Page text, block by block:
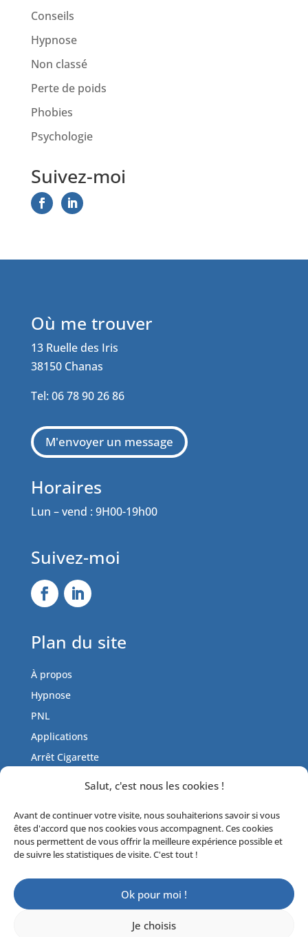
Salut, c'est nous les cookies !
Avant de continuer votre visite, nous souhaiterions savoir si vous
êtes d'accord que nos cookies vous accompagnent. Ces cookies
nous permettent de vous offrir la meilleure expérience possible et
de suivre les statistiques de visite. C'est tout !
Ok pour moi !
Je choisis
Conseils
Hypnose
Non classé
Perte de poids
Phobies
Psychologie
Suivez-moi
Où me trouver
13 Ruelle des Iris
38150 Chanas
Tel: 06 78 90 26 86
M'envoyer un message
Horaires
Lun – vend : 9H00-19h00
Suivez-moi
Plan du site
À propos
Hypnose
PNL
Applications
Arrêt Cigarette
Contactez-moi
Livre d’or
© 2017-2023 Fred Galot |Mentions
Politique de confidentialité